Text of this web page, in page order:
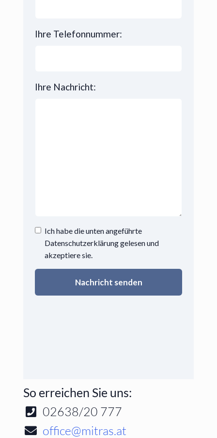
So erreichen Sie uns:
02638/20 777
office@mitras.at